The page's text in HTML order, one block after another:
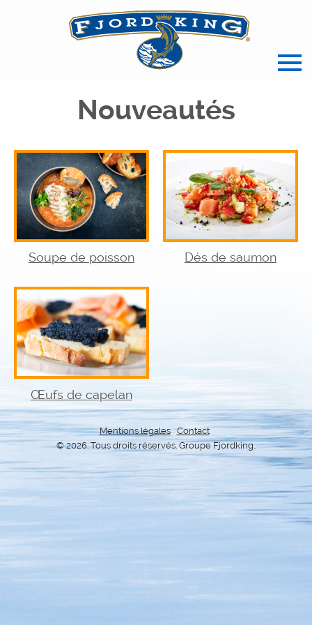
Nouveautés
Soupe de poisson Dés de saumon
Œufs de capelan
Mentions légales Contact
© 2026. Tous droits réservés. Groupe Fjordking..